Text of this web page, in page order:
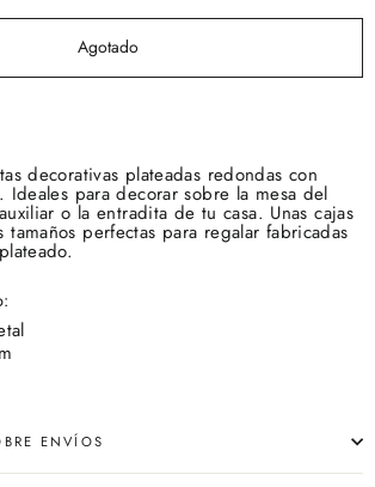
Agotado
decorativas plateadas redondas con
Ideales para decorar sobre la mesa del
o la entradita de tu casa. Unas cajas
tamaños perfectas para regalar fabricadas
ENVÍOS